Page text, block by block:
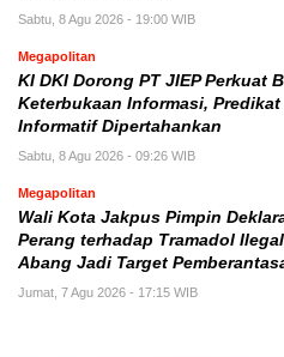
Sabtu, 8 Agu 2026 - 19:00 WIB
Megapolitan
KI DKI Dorong PT JIEP Perkuat
Keterbukaan Informasi, Predikat
Informatif Dipertahankan
Sabtu, 8 Agu 2026 - 09:26 WIB
Megapolitan
Wali Kota Jakpus Pimpin
Perang terhadap Tramadol
Abang Jadi Target
Jumat, 7 Agu 2026 - 17:15 WIB